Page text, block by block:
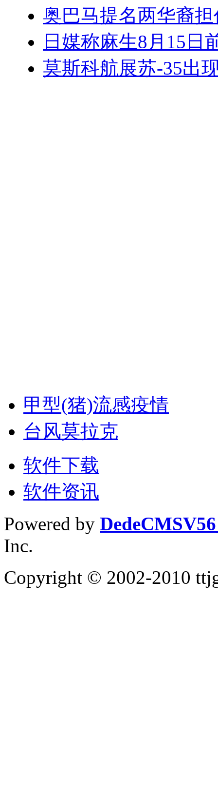
奥巴马提名两华裔
日媒称麻生8月15日
莫斯科航展苏-35出
甲型(猪)流感疫情
台风莫拉克
软件下载
软件资讯
Powered by DedeCMS
Inc.
Copyright © 2002-2010